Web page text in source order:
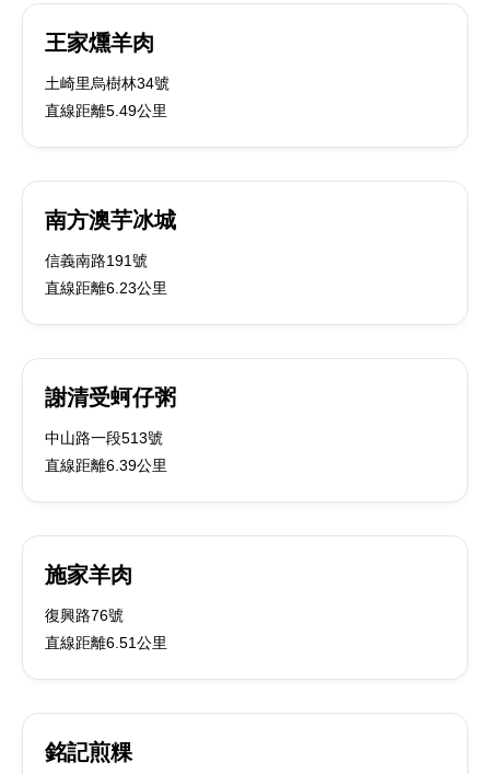
王家燻羊肉
土崎里烏樹林34號
直線距離5.49公里
南方澳芋冰城
信義南路191號
直線距離6.23公里
謝清受蚵仔粥
中山路一段513號
直線距離6.39公里
施家羊肉
復興路76號
直線距離6.51公里
銘記煎粿